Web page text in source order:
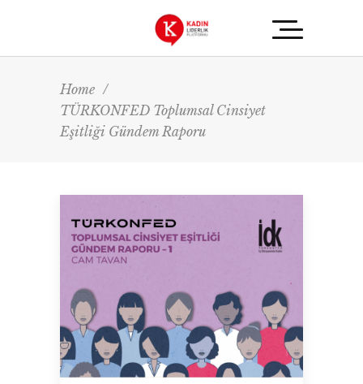
Home /
TÜRKONFED Toplumsal Cinsiyet
Eşitliği Gündem Raporu